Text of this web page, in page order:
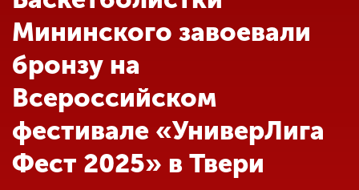
Абитуриенту
Обучение
Наука
Мининского завоевали
бронзу на
Всероссийском
фестивале «УниверЛига
Фест 2025» в Твери